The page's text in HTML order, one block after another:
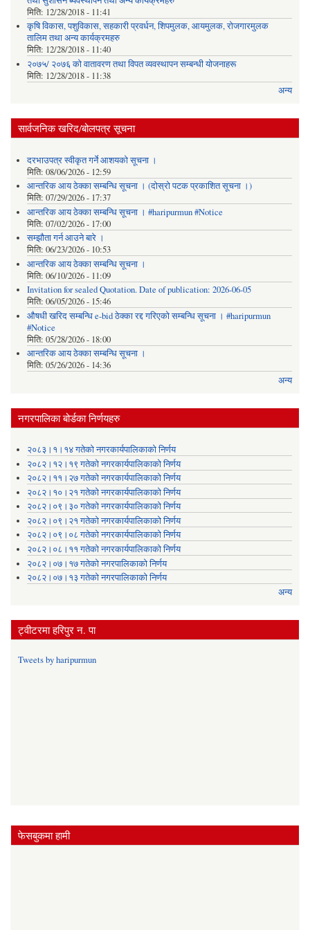
मिति: 12/28/2018 - 11:41
कृषि विकास, पशुविकास, सहकारी प्रवर्धन, शिपमुलक, आयमुलक, रोजगारमुलक
तालिम तथा अन्य कार्यक्रमहरु
मिति: 12/28/2018 - 11:40
२०७५/ २०७६ को वातावरण तथा विपत व्यवस्थापन सम्बन्धी योजनाहरू
मिति: 12/28/2018 - 11:38
अन्य
सार्वजनिक खरिद/बोलपत्र सूचना
दरभाउपत्र स्वीकृत गर्ने आशयको सूचना ।
मिति: 08/06/2026 - 12:59
आन्तरिक आय ठेक्का सम्बन्धि सूचना । (दोस्रो पटक प्रकाशित सूचना ।)
मिति: 07/29/2026 - 17:37
आन्तरिक आय ठेक्का सम्बन्धि सूचना । #haripurmun #Notice
मिति: 07/02/2026 - 17:00
सम्झौता गर्न आउने बारे ।
मिति: 06/23/2026 - 10:53
आन्तरिक आय ठेक्का सम्बन्धि सूचना ।
मिति: 06/10/2026 - 11:09
Invitation for sealed Quotation. Date of publication: 2026-06-05
मिति: 06/05/2026 - 15:46
औषधी खरिद सम्बन्धि e-bid ठेक्का रद्द गरिएको सम्बन्धि सूचना । #haripurmun
#Notice
मिति: 05/28/2026 - 18:00
आन्तरिक आय ठेक्का सम्बन्धि सूचना ।
मिति: 05/26/2026 - 14:36
अन्य
नगरपालिका बोर्डका निर्णयहरु
२०८३।१।१४ गतेको नगरकार्यपालिकाको निर्णय
२०८२।१२।१९ गतेको नगरकार्यपालिकाको निर्णय
२०८२।११।२७ गतेको नगरकार्यपालिकाको निर्णय
२०८२।१०।२१ गतेको नगरकार्यपालिकाको निर्णय
२०८२।०९।३० गतेको नगरकार्यपालिकाको निर्णय
२०८२।०९।२१ गतेको नगरकार्यपालिकाको निर्णय
२०८२।०९।०८ गतेको नगरकार्यपालिकाको निर्णय
२०८२।०८।११ गतेको नगरकार्यपालिकाको निर्णय
२०८२।०७।१७ गतेको नगरपालिकाको निर्णय
२०८२।०७।१३ गतेको नगरपालिकाको निर्णय
अन्य
ट्वीटरमा हरिपुर न. पा
Tweets by haripurmun
फेसबुकमा हामी